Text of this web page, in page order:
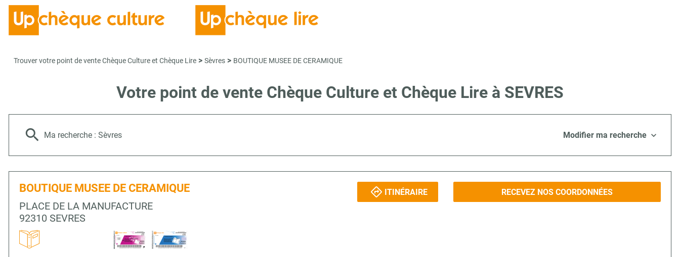
Trouver votre point de vente Chèque Culture et Chèque Lire > Sèvres > BOUTIQUE MUSEE DE CERAMIQUE
Votre point de vente Chèque Culture et Chèque Lire à SEVRES
Ma recherche : Sèvres Modifier ma recherche
BOUTIQUE MUSEE DE CERAMIQUE
PLACE DE LA MANUFACTURE
92310 SEVRES
ITINÉRAIRE RECEVEZ NOS COORDONNÉES